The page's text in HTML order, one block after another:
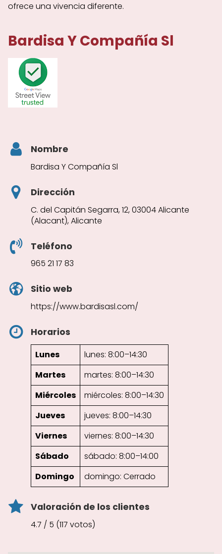
ofrece una vivencia diferente.
Bardisa Y Compañía Sl
Nombre
Bardisa Y Compañía Sl
Dirección
C. del Capitán Segarra, 12, 03004 Alicante
(Alacant), Alicante
Teléfono
965 21 17 83
Sitio web
https://www.bardisasl.com/
Horarios
Lunes
lunes: 8:00–14:30
Martes
martes: 8:00–14:30
Miércoles
miércoles: 8:00–14:30
Jueves
jueves: 8:00–14:30
Viernes
viernes: 8:00–14:30
Sábado
sábado: 8:00–14:00
Domingo
domingo: Cerrado
Valoración de los clientes
4.7 / 5 (117 votos)